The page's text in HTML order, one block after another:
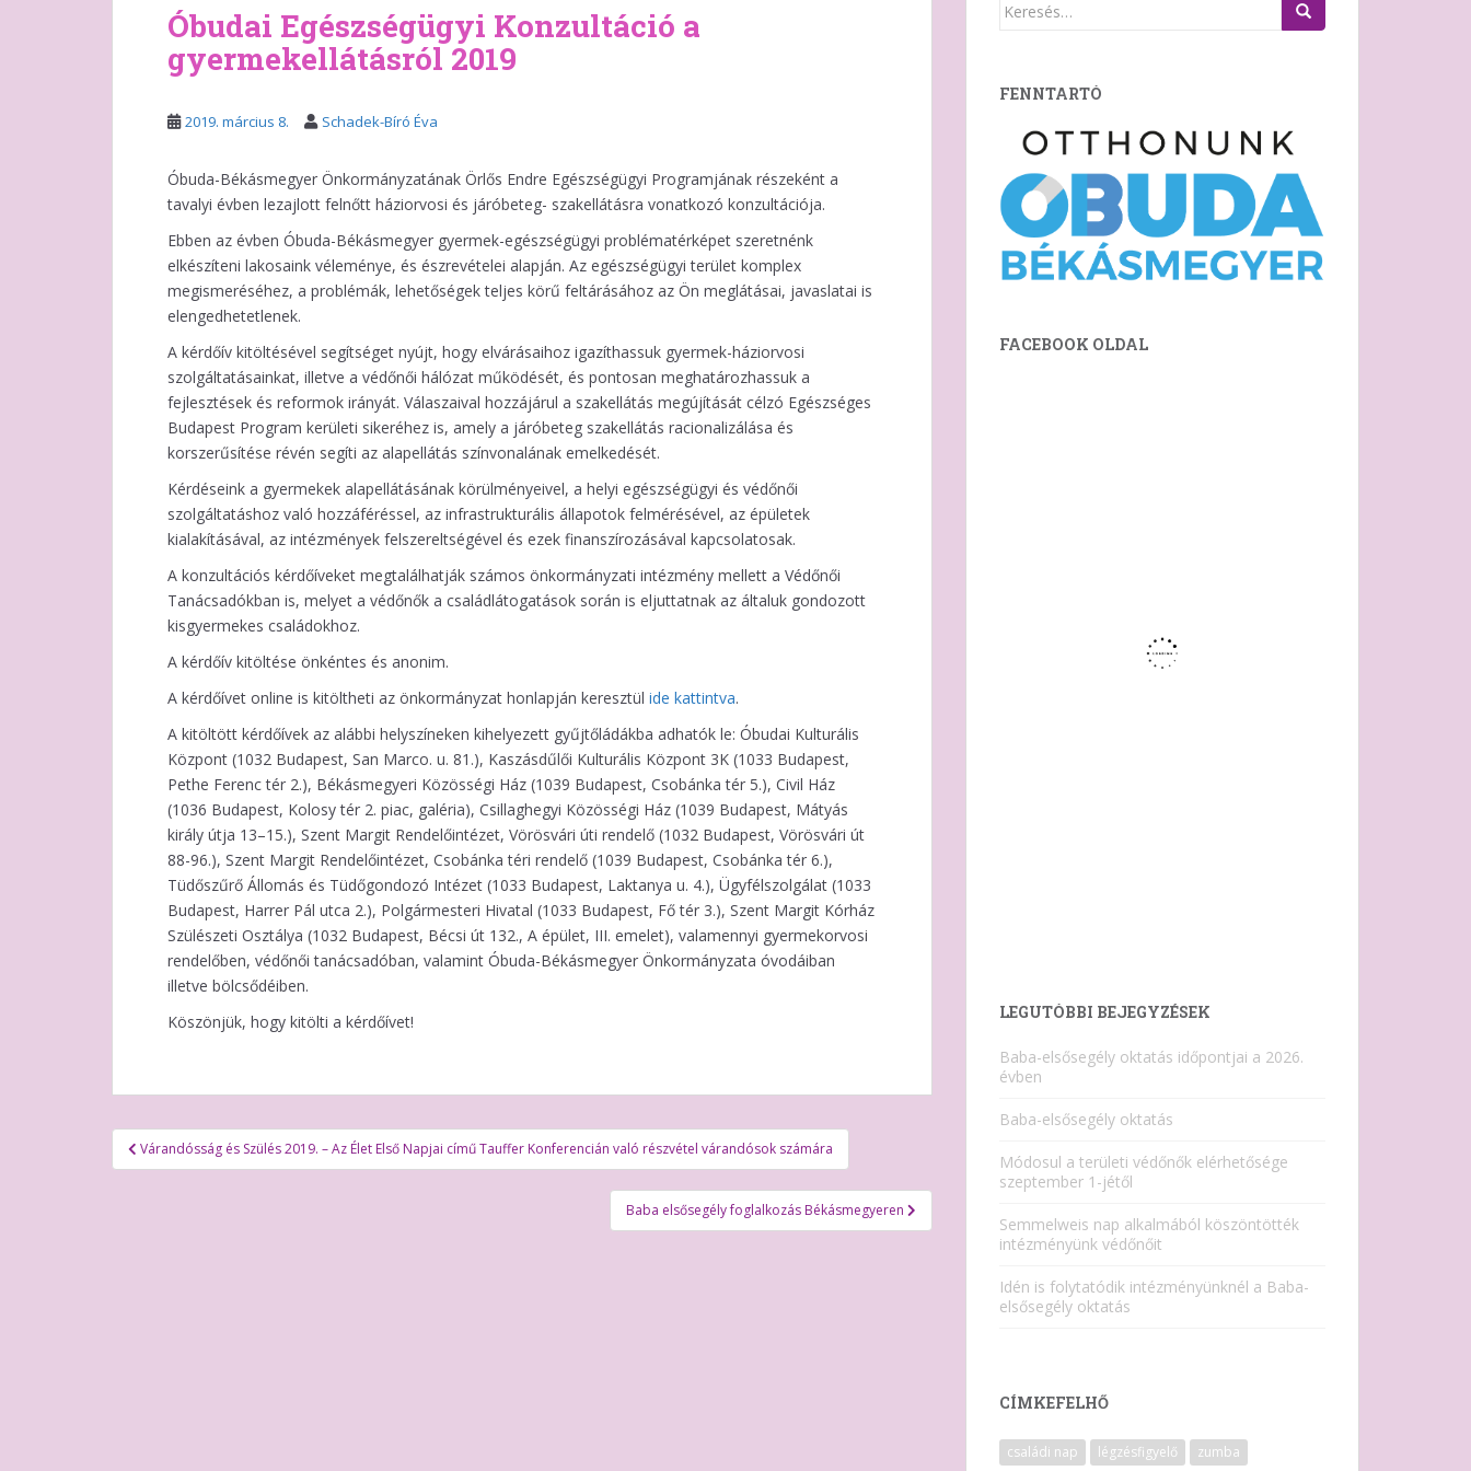
Óbudai Egészségügyi Konzultáció a
gyermekellátásról 2019
2019. március 8. Schadek-Bíró Éva
Óbuda-Békásmegyer Önkormányzatának Örlős Endre Egészségügyi Programjának részeként a
tavalyi évben lezajlott felnőtt háziorvosi és járóbeteg- szakellátásra vonatkozó konzultációja.
Ebben az évben Óbuda-Békásmegyer gyermek-egészségügyi problématérképet szeretnénk
elkészíteni lakosaink véleménye, és észrevételei alapján. Az egészségügyi terület komplex
megismeréséhez, a problémák, lehetőségek teljes körű feltárásához az Ön meglátásai, javaslatai is
elengedhetetlenek.
A kérdőív kitöltésével segítséget nyújt, hogy elvárásaihoz igazíthassuk gyermek-háziorvosi
szolgáltatásainkat, illetve a védőnői hálózat működését, és pontosan meghatározhassuk a
fejlesztések és reformok irányát. Válaszaival hozzájárul a szakellátás megújítását célzó Egészséges
Budapest Program kerületi sikeréhez is, amely a járóbeteg szakellátás racionalizálása és
korszerűsítése révén segíti az alapellátás színvonalának emelkedését.
Kérdéseink a gyermekek alapellátásának körülményeivel, a helyi egészségügyi és védőnői
szolgáltatáshoz való hozzáféréssel, az infrastrukturális állapotok felmérésével, az épületek
kialakításával, az intézmények felszereltségével és ezek finanszírozásával kapcsolatosak.
A konzultációs kérdőíveket megtalálhatják számos önkormányzati intézmény mellett a Védőnői
Tanácsadókban is, melyet a védőnők a családlátogatások során is eljuttatnak az általuk gondozott
kisgyermekes családokhoz.
A kérdőív kitöltése önkéntes és anonim.
A kérdőívet online is kitöltheti az önkormányzat honlapján keresztül ide kattintva.
A kitöltött kérdőívek az alábbi helyszíneken kihelyezett gyűjtőládákba adhatók le: Óbudai Kulturális
Központ (1032 Budapest, San Marco. u. 81.), Kaszásdűlői Kulturális Központ 3K (1033 Budapest,
Pethe Ferenc tér 2.), Békásmegyeri Közösségi Ház (1039 Budapest, Csobánka tér 5.), Civil Ház
(1036 Budapest, Kolosy tér 2. piac, galéria), Csillaghegyi Közösségi Ház (1039 Budapest, Mátyás
király útja 13–15.), Szent Margit Rendelőintézet, Vörösvári úti rendelő (1032 Budapest, Vörösvári út
88-96.), Szent Margit Rendelőintézet, Csobánka téri rendelő (1039 Budapest, Csobánka tér 6.),
Tüdőszűrő Állomás és Tüdőgondozó Intézet (1033 Budapest, Laktanya u. 4.), Ügyfélszolgálat (1033
Budapest, Harrer Pál utca 2.), Polgármesteri Hivatal (1033 Budapest, Fő tér 3.), Szent Margit Kórház
Szülészeti Osztálya (1032 Budapest, Bécsi út 132., A épület, III. emelet), valamennyi gyermekorvosi
rendelőben, védőnői tanácsadóban, valamint Óbuda-Békásmegyer Önkormányzata óvodáiban
illetve bölcsődéiben.
Köszönjük, hogy kitölti a kérdőívet!
Bejegyzés
navigáció
Várandósság és Szülés 2019. – Az Élet Első Napjai című Tauffer Konferencián való részvétel várandósok számára
Baba elsősegély foglalkozás Békásmegyeren
Keresés:
FENNTARTÓ
FACEBOOK OLDAL
LEGUTÓBBI BEJEGYZÉSEK
Baba-elsősegély oktatás időpontjai a 2026.
évben
Baba-elsősegély oktatás
Módosul a területi védőnők elérhetősége
szeptember 1-jétől
Semmelweis nap alkalmából köszöntötték
intézményünk védőnőit
Idén is folytatódik intézményünknél a Baba-
elsősegély oktatás
CÍMKEFELHŐ
családi nap légzésfigyelő zumba